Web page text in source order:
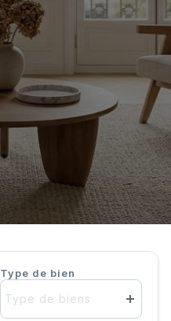
Type de bien
Type de biens